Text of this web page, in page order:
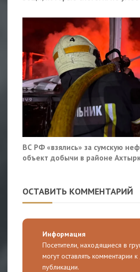
ВС РФ «взялись» за сумскую
объект добычи в районе
ОСТАВИТЬ КОММЕНТАРИЙ
Информация
Посетители, находящиеся в
могут оставлять комментарии
публикации.